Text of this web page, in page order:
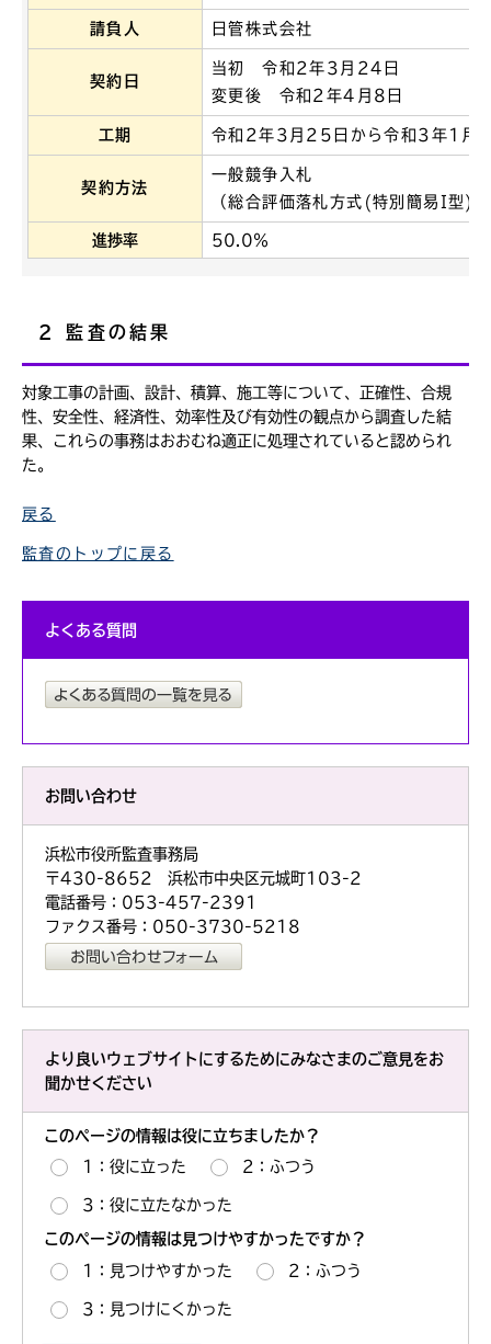
請負人 日管株式会社
契約日
当初 令和2年3月24日
変更後 令和2年4月8日
工期 令和2年3月25日から令和3年1月
契約方法
一般競争入札
（総合評価落札方式(特別簡易I型)）
進捗率 50.0％
2 監査の結果
対象工事の計画、設計、積算、施工等について、正確性、合規
性、安全性、経済性、効率性及び有効性の観点から調査した結
果、これらの事務はおおむね適正に処理されていると認められ
た。
戻る
監査のトップに戻る
よくある質問
お問い合わせ
浜松市役所監査事務局
〒430-8652 浜松市中央区元城町103-2
電話番号：053-457-2391
ファクス番号：050-3730-5218
より良いウェブサイトにするためにみなさまのご意見をお
聞かせください
このページの情報は役に立ちましたか？
1：役に立った 2：ふつう
3：役に立たなかった
このページの情報は見つけやすかったですか？
1：見つけやすかった 2：ふつう
3：見つけにくかった